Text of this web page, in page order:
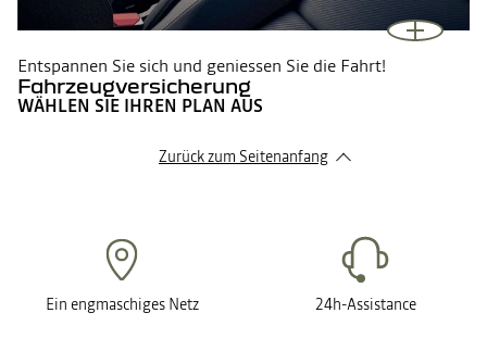
Entspannen Sie sich und geniessen Sie die Fahrt!
Fahrzeugversicherung
WÄHLEN SIE IHREN PLAN AUS
Zurück zum Seitenanfang
Ein engmaschiges Netz 24h-Assistance